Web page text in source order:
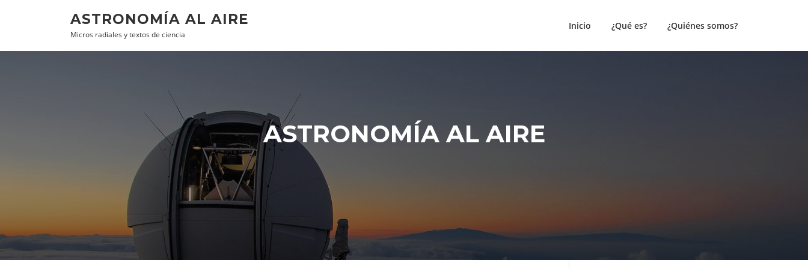
ASTRONOMÍA AL AIRE
Micros radiales y textos de ciencia
Inicio ¿Qué es? ¿Quiénes somos?
ASTRONOMÍA AL AIRE